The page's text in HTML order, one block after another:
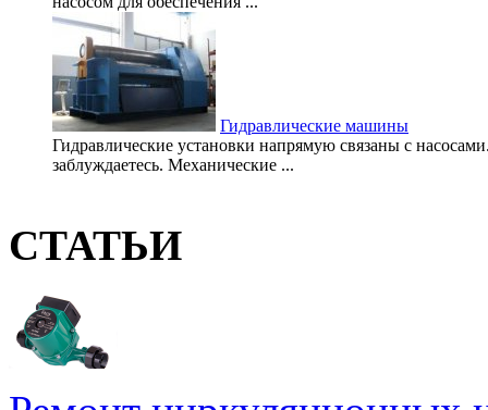
Гидравлические машины
Гидравлические установки напрямую связаны с
заблуждаетесь. Механические ...
СТАТЬИ